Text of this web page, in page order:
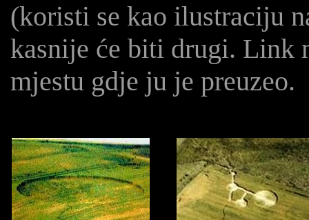
(koristi se kao ilustraciju
kasnije će biti drugi. Link
mjestu gdje ju je preuzeo.